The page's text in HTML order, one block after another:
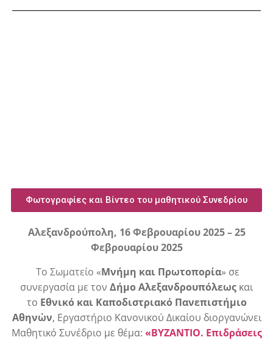
Φωτογραφίες και Βίντεο του μαθητικού Συνεδρίου
Αλεξανδρούπολη, 16 Φεβρουαρίου 2025 – 25
Φεβρουαρίου 2025
Το Σωματείο «Μνήμη και Πρωτοπορία» σε
συνεργασία με τον Δήμο Αλεξανδρουπόλεως και
το Εθνικό και Καποδιστριακό Πανεπιστήμιο
Αθηνών, Εργαστήριο Κανονικού Δικαίου διοργανώνει
Μαθητικό Συνέδριο με θέμα: «ΒΥΖΑΝΤΙΟ. Επιδράσεις